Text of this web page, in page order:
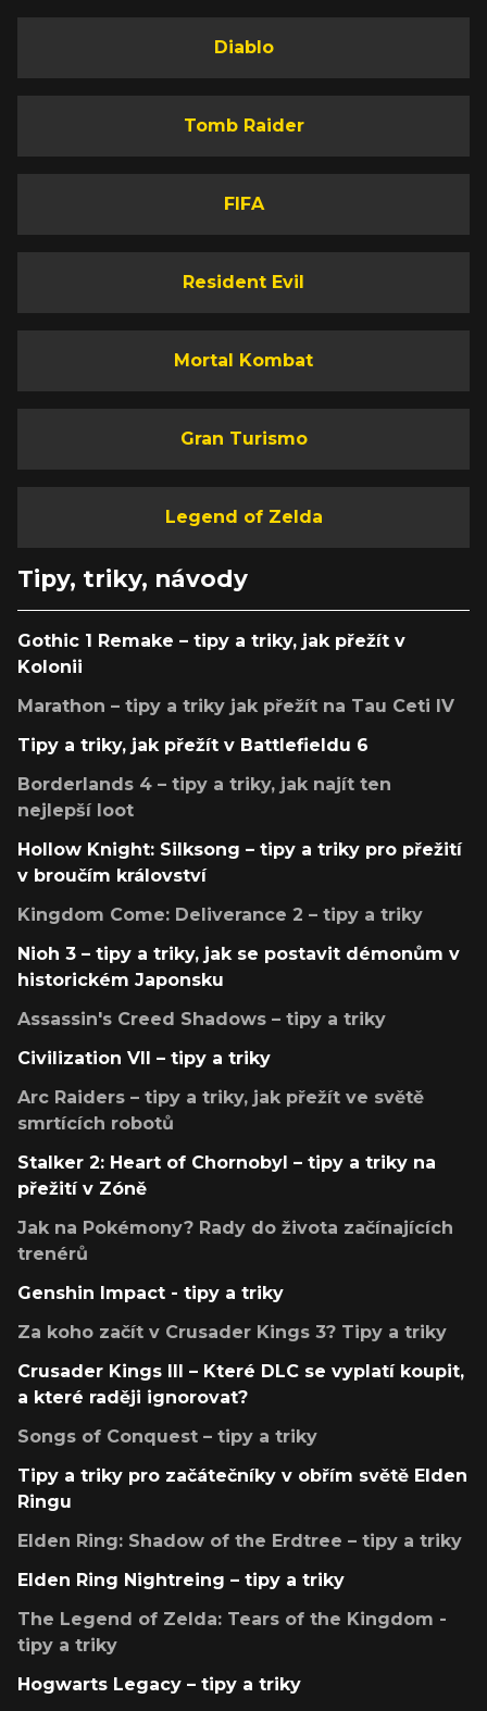
Diablo
Tomb Raider
FIFA
Resident Evil
Mortal Kombat
Gran Turismo
Legend of Zelda
Tipy, triky, návody
Gothic 1 Remake – tipy a triky, jak přežít v
Kolonii
Marathon – tipy a triky jak přežít na Tau Ceti IV
Tipy a triky, jak přežít v Battlefieldu 6
Borderlands 4 – tipy a triky, jak najít ten
nejlepší loot
Hollow Knight: Silksong – tipy a triky pro přežití
v broučím království
Kingdom Come: Deliverance 2 – tipy a triky
Nioh 3 – tipy a triky, jak se postavit démonům v
historickém Japonsku
Assassin's Creed Shadows – tipy a triky
Civilization VII – tipy a triky
Arc Raiders – tipy a triky, jak přežít ve světě
smrtících robotů
Stalker 2: Heart of Chornobyl – tipy a triky na
přežití v Zóně
Jak na Pokémony? Rady do života začínajících
trenérů
Genshin Impact - tipy a triky
Za koho začít v Crusader Kings 3? Tipy a triky
Crusader Kings III – Které DLC se vyplatí koupit,
a které raději ignorovat?
Songs of Conquest – tipy a triky
Tipy a triky pro začátečníky v obřím světě Elden
Ringu
Elden Ring: Shadow of the Erdtree – tipy a triky
Elden Ring Nightreing – tipy a triky
The Legend of Zelda: Tears of the Kingdom -
tipy a triky
Hogwarts Legacy – tipy a triky